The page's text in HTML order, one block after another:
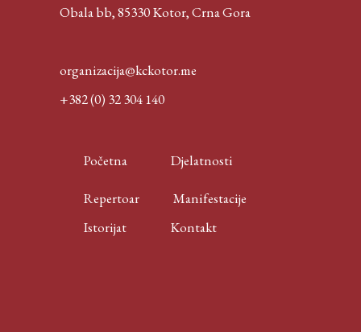
Obala bb, 85330 Kotor,Crna Gora
organizacija@kckotor.me
+382 (0) 32 304 140
Početna Djelatnosti
Repertoar
Manifestacije
Istorijat
Kontakt